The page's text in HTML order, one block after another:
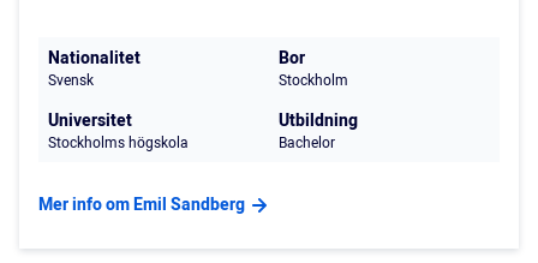
Nationalitet
Svensk
Bor
Stockholm
Universitet
Stockholms högskola
Utbildning
Bachelor
Mer info om Emil Sandberg